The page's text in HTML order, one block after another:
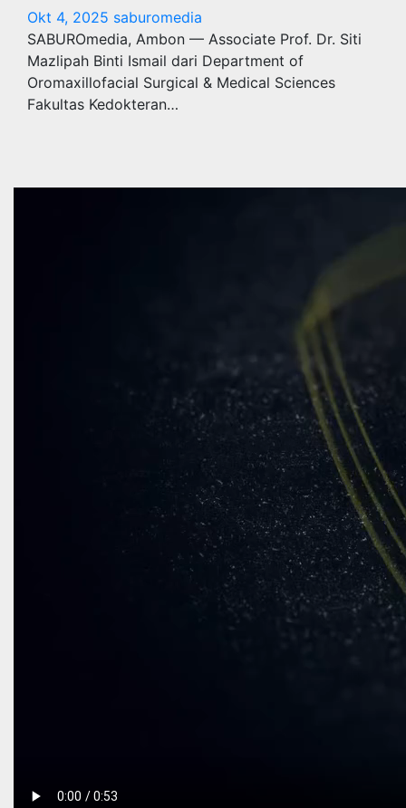
Okt 4, 2025 saburomedia
SABUROmedia, Ambon — Associate Prof. Dr. Siti
Mazlipah Binti Ismail dari Department of
Oromaxillofacial Surgical & Medical Sciences
Fakultas Kedokteran…